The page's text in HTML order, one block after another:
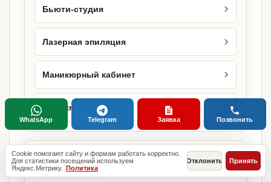
Бьюти-студия
Лазерная эпиляция
Маникюрный кабинет
Маникюрный салон
Городские страницы по этому
направлению
Cookie помогают сайту и формам работать корректно.
Для статистики посещений используем
Яндекс.Метрику. Политика
Отклонить Принять
WhatsApp Telegram Заявка Позвонить